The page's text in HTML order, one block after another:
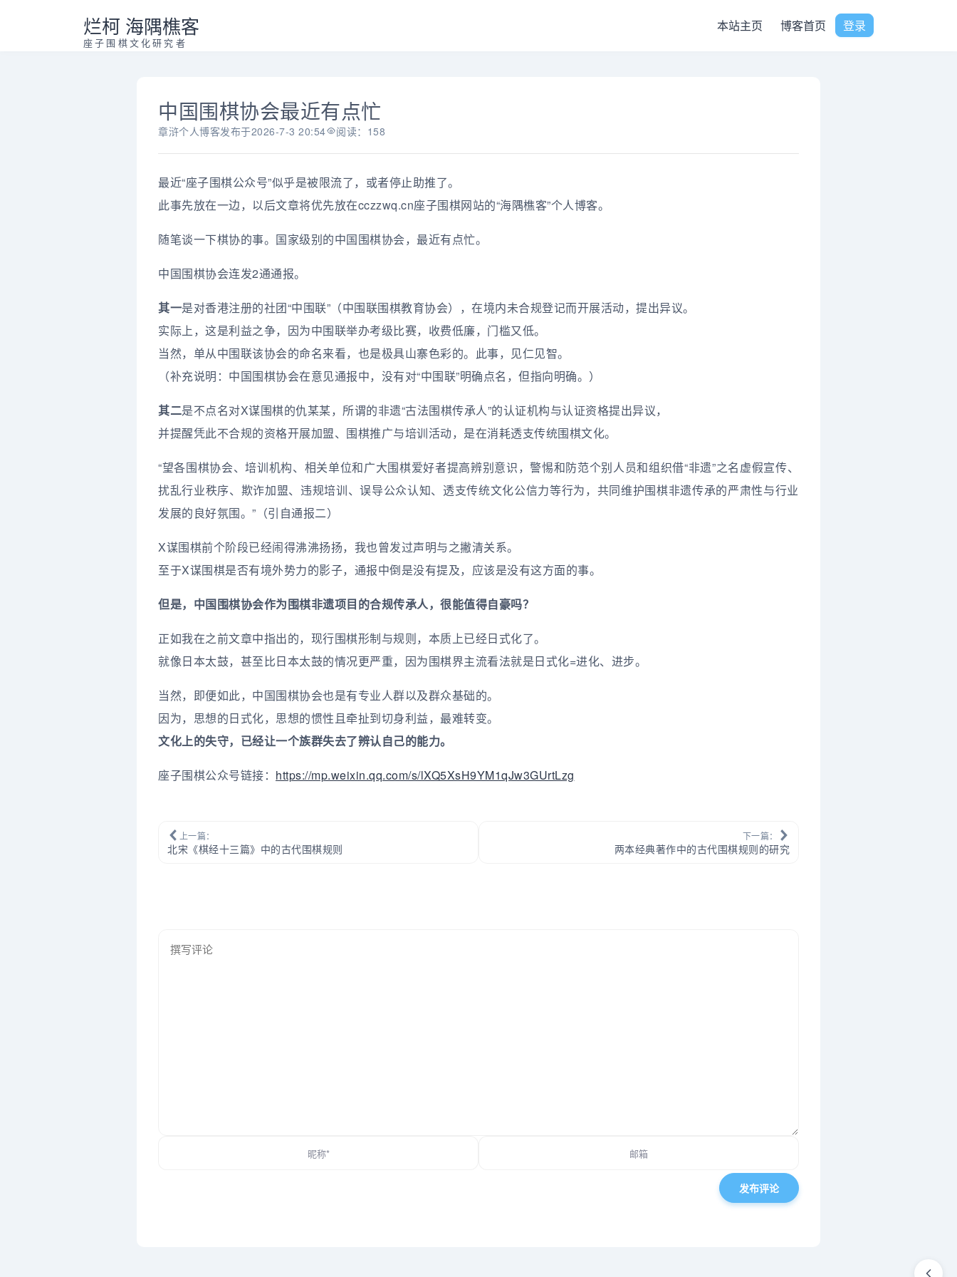
烂柯 海隅樵客
座子围棋文化研究者
本站主页 博客首页 登录
中国围棋协会最近有点忙
章浒个人博客发布于2026-7-3 20:54 阅读：158
最近“座子围棋公众号”似乎是被限流了，或者停止助推了。
此事先放在一边，以后文章将优先放在cczzwq.cn座子围棋网站的“海隅樵客”个人博客。
随笔谈一下棋协的事。国家级别的中国围棋协会，最近有点忙。
中国围棋协会连发2通通报。
其一是对香港注册的社团“中围联”（中围联围棋教育协会），在境内未合规登记而开展活动，提出异议。
实际上，这是利益之争，因为中围联举办考级比赛，收费低廉，门槛又低。
当然，单从中围联该协会的命名来看，也是极具山寨色彩的。此事，见仁见智。
（补充说明：中国围棋协会在意见通报中，没有对“中围联”明确点名，但指向明确。）
其二是不点名对X谋围棋的仇某某，所谓的非遗“古法围棋传承人”的认证机构与认证资格提出异议，
并提醒凭此不合规的资格开展加盟、围棋推广与培训活动，是在消耗透支传统围棋文化。
“望各围棋协会、培训机构、相关单位和广大围棋爱好者提高辨别意识，警惕和防范个别人员和组织借“非遗”之名虚假宣传、
扰乱行业秩序、欺诈加盟、违规培训、误导公众认知、透支传统文化公信力等行为，共同维护围棋非遗传承的严肃性与行业
发展的良好氛围。”（引自通报二）
X谋围棋前个阶段已经闹得沸沸扬扬，我也曾发过声明与之撇清关系。
至于X谋围棋是否有境外势力的影子，通报中倒是没有提及，应该是没有这方面的事。
但是，中国围棋协会作为围棋非遗项目的合规传承人，很能值得自豪吗？
正如我在之前文章中指出的，现行围棋形制与规则，本质上已经日式化了。
就像日本太鼓，甚至比日本太鼓的情况更严重，因为围棋界主流看法就是日式化=进化、进步。
当然，即便如此，中国围棋协会也是有专业人群以及群众基础的。
因为，思想的日式化，思想的惯性且牵扯到切身利益，最难转变。
文化上的失守，已经让一个族群失去了辨认自己的能力。
座子围棋公众号链接： https://mp.weixin.qq.com/s/lXQ5XsH9YM1qJw3GUrtLzg
上一篇：
北宋《棋经十三篇》中的古代围棋规则
下一篇：
两本经典著作中的古代围棋规则的研究